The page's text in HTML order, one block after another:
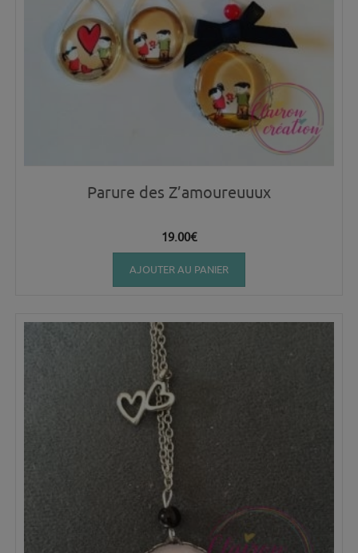
Parure des Z’amoureuuux
19.00€
AJOUTER AU PANIER